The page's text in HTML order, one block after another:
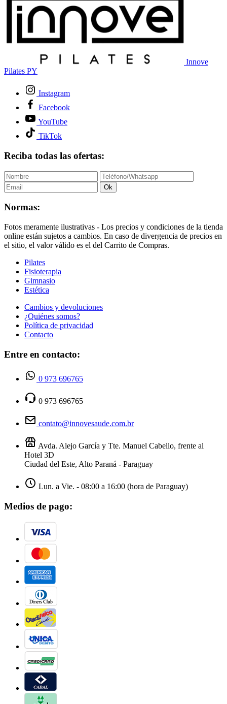
Innove
Pilates PY
Instagram
Facebook
YouTube
TikTok
Reciba todas las ofertas:
Ok
Normas:
Fotos meramente ilustrativas - Los precios y condiciones de la tienda
online están sujetos a cambios. En caso de divergencia de precios en
el sitio, el valor válido es el del Carrito de Compras.
Pilates
Fisioterapia
Gimnasio
Estética
Cambios y devoluciones
¿Quiénes somos?
Política de privacidad
Contacto
Entre en contacto:
0 973 696765
0 973 696765
contato@innovesaude.com.br
Avda. Alejo García y Tte. Manuel Cabello, frente al
Hotel 3D
Ciudad del Este, Alto Paraná - Paraguay
Lun. a Vie. - 08:00 a 16:00 (hora de Paraguay)
Medios de pago: